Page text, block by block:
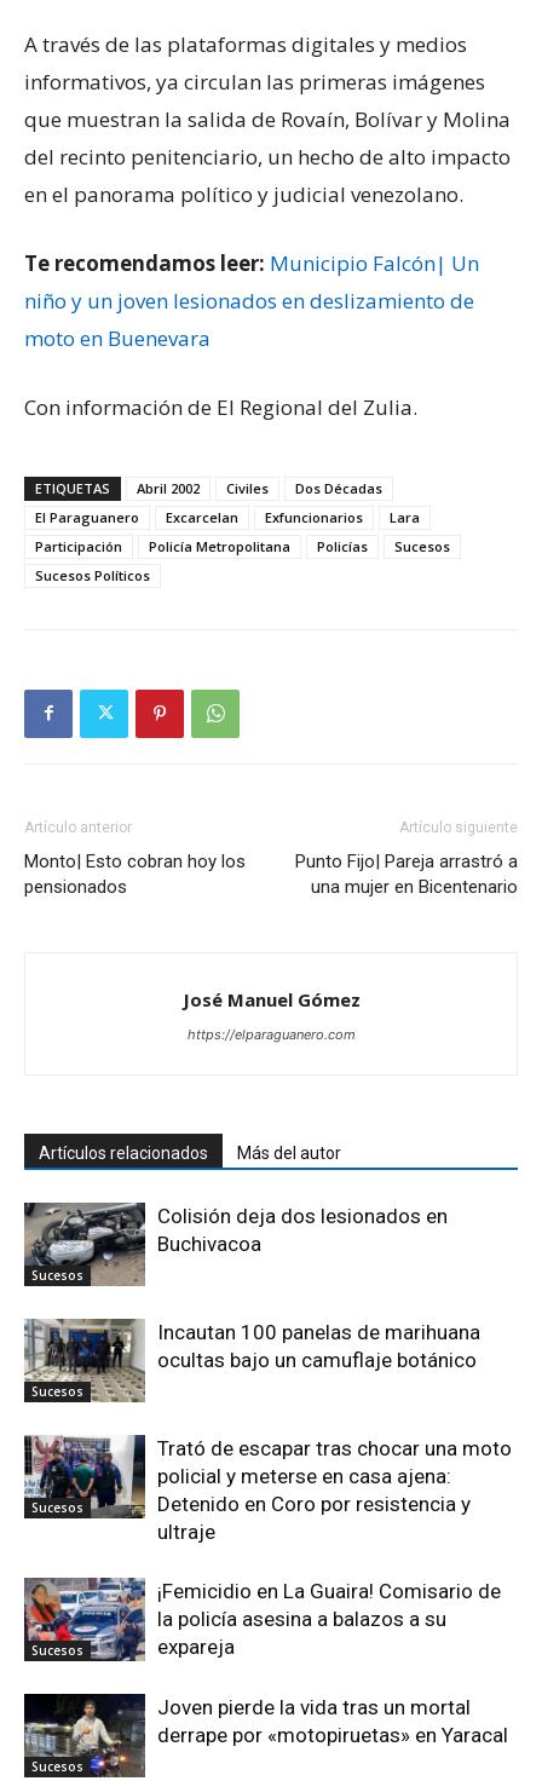
A través de las plataformas digitales y medios
informativos, ya circulan las primeras imágenes
que muestran la salida de Rovaín, Bolívar y Molina
del recinto penitenciario, un hecho de alto impacto
en el panorama político y judicial venezolano.
Te recomendamos leer: Municipio Falcón| Un
niño y un joven lesionados en deslizamiento de
moto en Buenevara
Con información de El Regional del Zulia.
ETIQUETAS Abril 2002 Civiles
Dos Décadas
El Paraguanero
Excarcelan Exfuncionarios
Lara
Participación
Policía Metropolitana Policías
Sucesos
Sucesos Políticos
Artículo anterior
Monto| Esto cobran hoy los
pensionados
Artículo siguiente
Punto Fijo| Pareja arrastró a
una mujer en Bicentenario
José Manuel Gómez
https://elparaguanero.com
Artículos relacionados Más del autor
Sucesos
Colisión deja dos lesionados en
Buchivacoa
Sucesos
Incautan 100 panelas de marihuana
ocultas bajo un camuflaje botánico
Sucesos
Trató de escapar tras chocar una moto
policial y meterse en casa ajena:
Detenido en Coro por resistencia y
ultraje
Sucesos
¡Femicidio en La Guaira! Comisario de
la policía asesina a balazos a su
expareja
Sucesos
Joven pierde la vida tras un mortal
derrape por «motopiruetas» en Yaracal